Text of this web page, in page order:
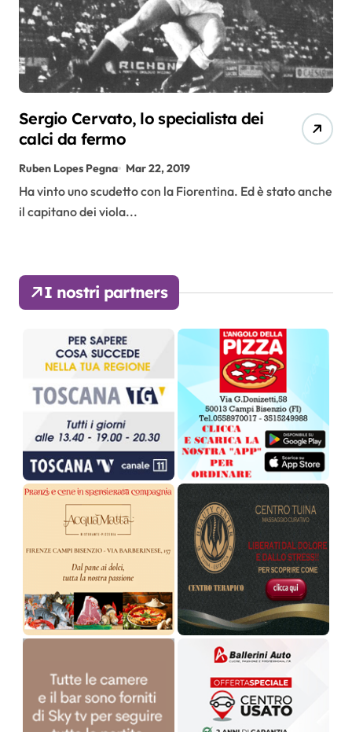
Sergio Cervato, lo specialista dei
calci da fermo
Ruben Lopes Pegna Mar 22, 2019
Ha vinto uno scudetto con la Fiorentina. Ed è stato anche
il capitano dei viola...
I nostri partners